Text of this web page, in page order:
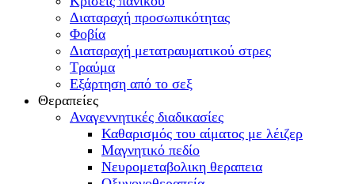
Διαταραχή προσωπικότητας
Φοβία
Διαταραχή μετατραυματικού στρες
Τραύμα
Εξάρτηση από το σεξ
Θεραπείες
Αναγεννητικές διαδικασίες
Καθαρισμός του αίματος με λέιζερ
Μαγνητικό πεδίο
Νευρομεταβολικη θεραπεια